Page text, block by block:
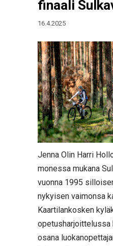
finaali
16.4.2025
Jenna Olin Harri
monessa mukana
vuonna 1995
nykyisen vaimonsa
Kaartilankosken
opetusharjoittelussa
osana